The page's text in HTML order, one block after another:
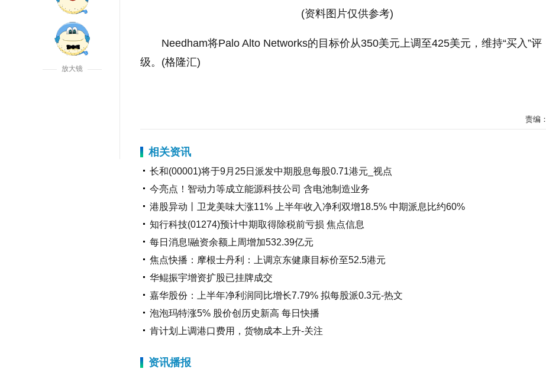
放大镜
(资料图片仅供参考)
Needham将Palo Alto Networks的目标价从350美元上调至425美元，维持“买入”评
级。(格隆汇)
责编：
相关资讯
长和(00001)将于9月25日派发中期股息每股0.71港元_视点
今亮点！智动力等成立能源科技公司 含电池制造业务
港股异动丨卫龙美味大涨11% 上半年收入净利双增18.5% 中期派息比约60%
知行科技(01274)预计中期取得除税前亏损 焦点信息
每日消息!融资余额上周增加532.39亿元
焦点快播：摩根士丹利：上调京东健康目标价至52.5港元
华鲲振宇增资扩股已挂牌成交
嘉华股份：上半年净利润同比增长7.79% 拟每股派0.3元-热文
泡泡玛特涨5% 股价创历史新高 每日快播
肯计划上调港口费用，货物成本上升-关注
资讯播报